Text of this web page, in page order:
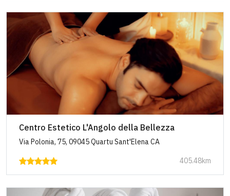
Centro Estetico L'Angolo della Bellezza
Via Polonia, 75, 09045 Quartu Sant'Elena CA
405.48km